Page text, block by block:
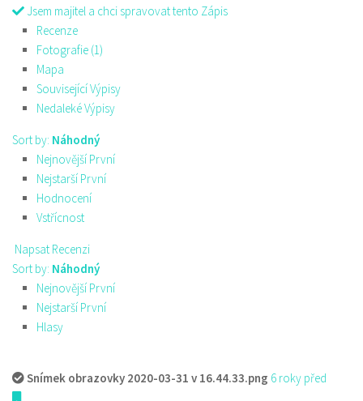
Jsem majitel a chci spravovat tento Zápis
Recenze
Fotografie (1)
Mapa
Související Výpisy
Nedaleké Výpisy
Sort by: Náhodný
Nejnovější První
Nejstarší První
Hodnocení
Vstřícnost
Napsat Recenzi
Sort by: Náhodný
Nejnovější První
Nejstarší První
Hlasy
Snímek obrazovky 2020-03-31 v 16.44.33.png 6 roky před